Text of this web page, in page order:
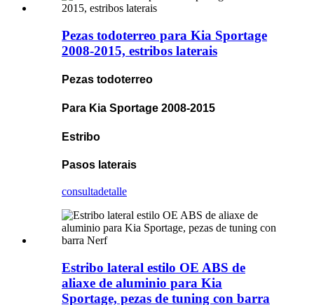
Pezas todoterreo para Kia Sportage
2008-2015, estribos laterais
Pezas todoterreo
Para Kia Sportage 2008-2015
Estribo
Pasos laterais
consultadetalle
Estribo lateral estilo OE ABS de
aliaxe de aluminio para Kia
Sportage, pezas de tuning con barra